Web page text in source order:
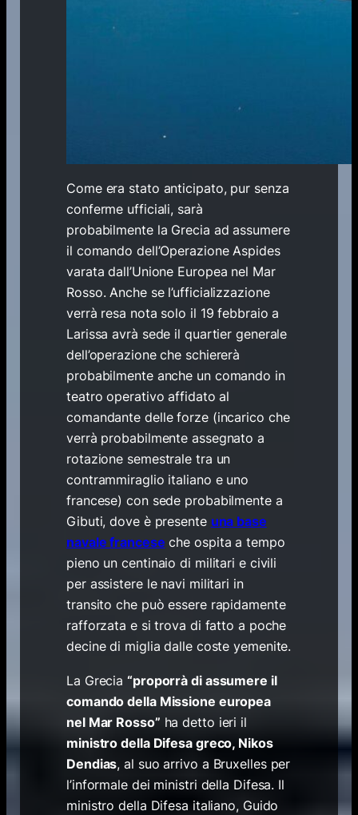
Come era stato anticipato, pur senza
conferme ufficiali, sarà
probabilmente la Grecia ad assumere
il comando dell’Operazione Aspides
varata dall’Unione Europea nel Mar
Rosso. Anche se l’ufficializzazione
verrà resa nota solo il 19 febbraio a
Larissa avrà sede il quartier generale
dell’operazione che schiererà
probabilmente anche un comando in
teatro operativo affidato al
comandante delle forze (incarico che
verrà probabilmente assegnato a
rotazione semestrale tra un
contrammiraglio italiano e uno
francese) con sede probabilmente a
Gibuti, dove è presente una base
navale francese che ospita a tempo
pieno un centinaio di militari e civili
per assistere le navi militari in
transito che può essere rapidamente
rafforzata e si trova di fatto a poche
decine di miglia dalle coste yemenite.
La Grecia“proporrà di assumere il
comando della Missione europea
nel Mar Rosso” ha detto ieri il
ministro della Difesa greco, Nikos
Dendias, al suo arrivo a Bruxelles per
l’informale dei ministri della Difesa. Il
ministro della Difesa italiano, Guido